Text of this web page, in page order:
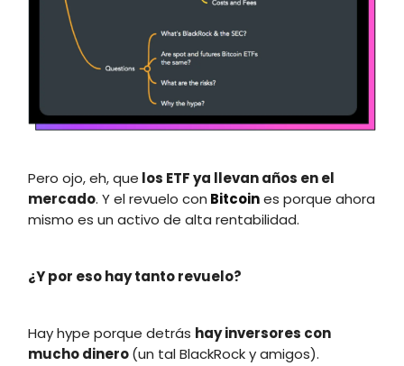
Pero ojo, eh, que los ETF ya llevan años en el
mercado. Y el revuelo con Bitcoines porque ahora
mismo es un activo de alta rentabilidad.
¿Y por eso hay tanto revuelo?
Hay hype porque detrás hay inversores con
mucho dinero(un tal BlackRock y amigos).